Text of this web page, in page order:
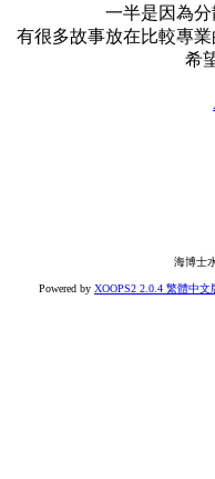
一半是因為
有很多故事放在比較專
希
海博士
Powered by XOOPS2 2.0.4 繁體中文